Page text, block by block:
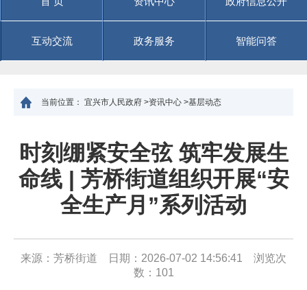
互动交流 政务服务 智能问答
当前位置： 宜兴市人民政府 >资讯中心 >基层动态
时刻绷紧安全弦 筑牢发展生
命线 | 芳桥街道组织开展“安
全生产月”系列活动
来源：芳桥街道 日期：2026-07-02 14:56:41 浏览次
数： 101